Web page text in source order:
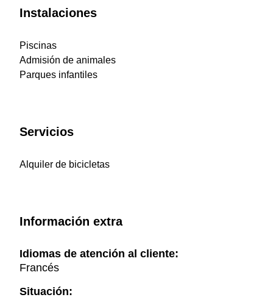
Instalaciones
Piscinas
Admisión de animales
Parques infantiles
Servicios
Alquiler de bicicletas
Información extra
Idiomas de atención al cliente:
Francés
Situación: